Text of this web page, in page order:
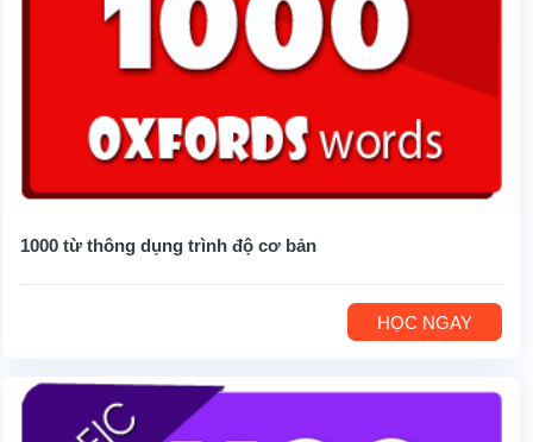
1000 từ thông dụng trình độ cơ bản
HỌC NGAY